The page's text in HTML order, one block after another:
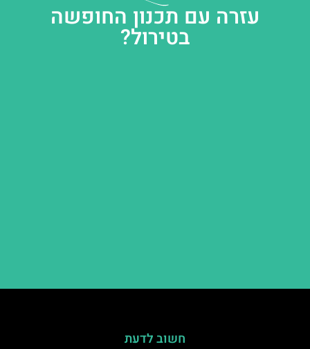
עזרה עם תכנון החופשה
בטירול?
חשוב לדעת